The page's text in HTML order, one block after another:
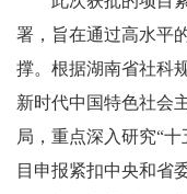
署，旨在通过高水平
撑。根据湖南省社科
新时代中国特色社会
局，重点深入研究“
目申报紧扣中央和省